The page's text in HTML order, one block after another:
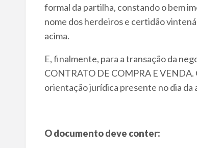
formal da partilha, constando o bem
nome dos herdeiros e certidão
acima.
E, finalmente, para a transação da
CONTRATO DE COMPRA E VENDA.
orientação jurídica presente no dia da
O documento deve conter: